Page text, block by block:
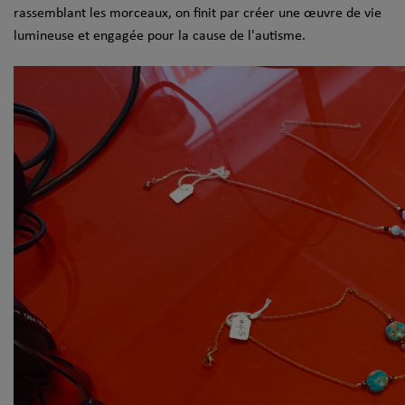
rassemblant les morceaux, on finit par créer une œuvre de vie
lumineuse et engagée pour la cause de l'autisme.